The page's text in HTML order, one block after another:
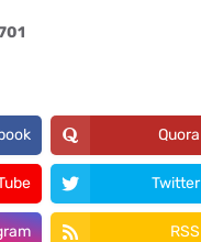
01
Quora
Twitter
RSS